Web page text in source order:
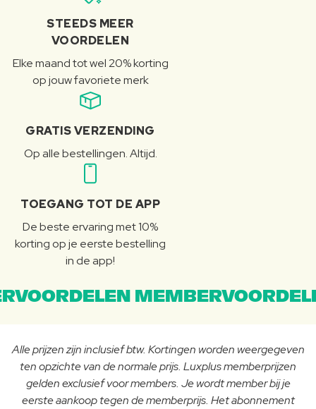
STEEDS MEER
VOORDELEN
Elke maand tot wel 20% korting
op jouw favoriete merk
GRATIS VERZENDING
Op alle bestellingen. Altijd.
TOEGANG TOT DE APP
De beste ervaring met 10%
korting op je eerste bestelling
in de app!
Alle prijzen zijn inclusief btw. Kortingen worden weergegeven
ten opzichte van de normale prijs. Luxplus memberprijzen
gelden exclusief voor members. Je wordt member bij je
eerste aankoop tegen de memberprijs. Het abonnement